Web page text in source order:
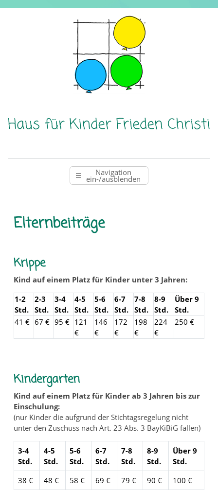
Navigation
ein-/ausblenden
Elternbeiträge
Krippe
Kind auf einem Platz für Kinder unter 3 Jahren:
1-2
Std.
2-3
Std.
3-4
Std.
4-5
Std.
5-6
Std.
6-7
Std.
7-8
Std.
8-9
Std.
Über 9
Std.
41 € 67 € 95 € 121
€
146
€
172
€
198
€
224
€
250 €
Kindergarten
Kind auf einem Platz für Kinder ab 3 Jahren bis zur
Einschulung:
(nur Kinder die aufgrund der Stichtagsregelung nicht
unter den Zuschuss nach Art. 23 Abs. 3 BayKiBiG fallen)
3-4
Std.
4-5
Std.
5-6
Std.
6-7
Std.
7-8
Std.
8-9
Std.
Über 9
Std.
38 €
48 € 58 € 69 € 79 € 90 € 100 €